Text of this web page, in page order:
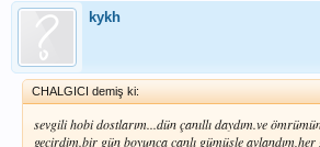
kykh
CHALGICI demiş ki:
sevgili hobi dostlarım...dün çanıllı daydım.ve
geçirdim.bir gün boyunca canlı gümüşle